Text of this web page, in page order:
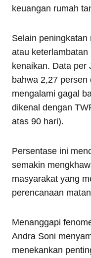
keuangan rumah
Selain
atau
kenaikan. Data per
bahwa 2,27 persen
mengalami gagal
dikenal dengan
atas 90 hari).
Persentase ini
semakin
masyarakat yang
perencanaan
Menanggapi
Andra Soni
menekankan